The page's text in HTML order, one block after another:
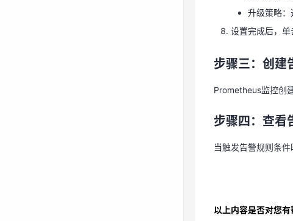
步骤三：创建
升级策略：
设置完成后，单
步骤三：创建
Prometheus监控创
步骤四：查看
当触发告警规则条
以上内容是否对您有